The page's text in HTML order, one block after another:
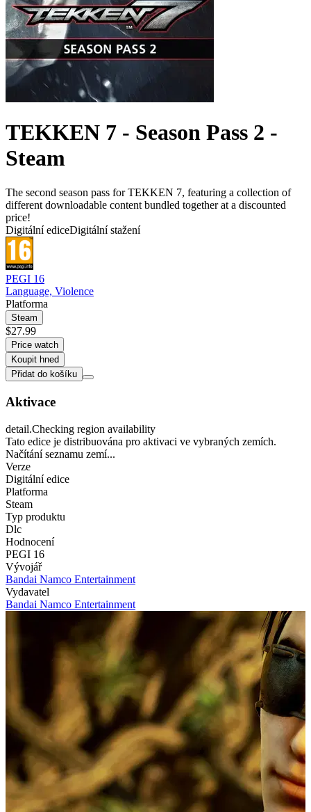
TEKKEN 7 - Season Pass 2 -
Steam
The second season pass for TEKKEN 7, featuring a collection of
different downloadable content bundled together at a discounted
price!
Digitální ediceDigitální stažení
PEGI 16
Language, Violence
Platforma
Steam
$27.99
Price watch
Koupit hned
Přidat do košíku
Aktivace
detail.Checking region availability
Tato edice je distribuována pro aktivaci ve vybraných zemích.
Načítání seznamu zemí...
Verze
Digitální edice
Platforma
Steam
Typ produktu
Dlc
Hodnocení
PEGI 16
Vývojář
Bandai Namco Entertainment
Vydavatel
Bandai Namco Entertainment